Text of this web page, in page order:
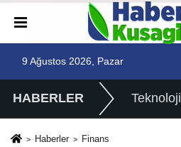
9 Ağustos 2026, Pazar
HABERLER Teknoloji
Haberler Finans